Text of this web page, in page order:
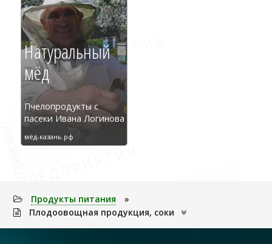
Натуральный
мёд
Пчелопродукты с
пасеки Ивана Логинова
мёд-казань.рф
Продукты питания
»
Плодоовощная продукция, соки